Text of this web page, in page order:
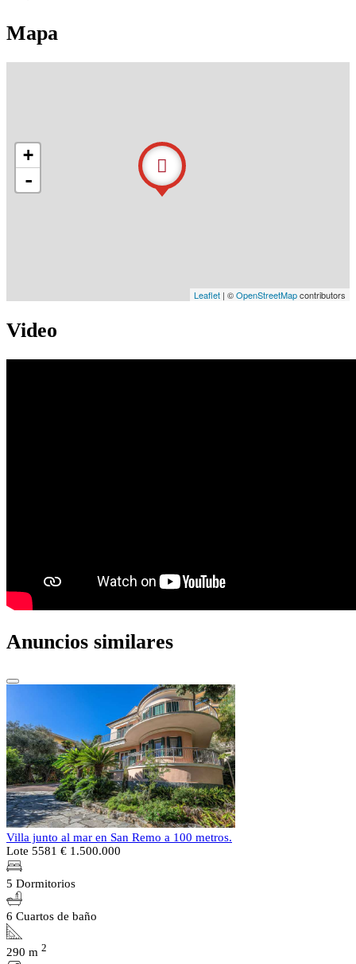
Mapa
+
-
Leaflet | ©OpenStreetMapcontributors
Video
Anuncios similares
Villa junto al mar en San Remo a 100 metros.
Lote 5581 € 1.500.000
5 Dormitorios
6 Cuartos de baño
290 m 2